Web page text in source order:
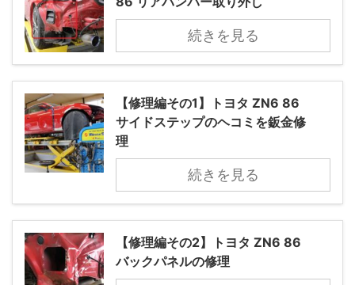
続きを見る
【修理編その1】トヨタ ZN6 86
サイドステップのヘコミを鈑金修
理
続きを見る
【修理編その2】トヨタ ZN6 86
バックパネルの修理